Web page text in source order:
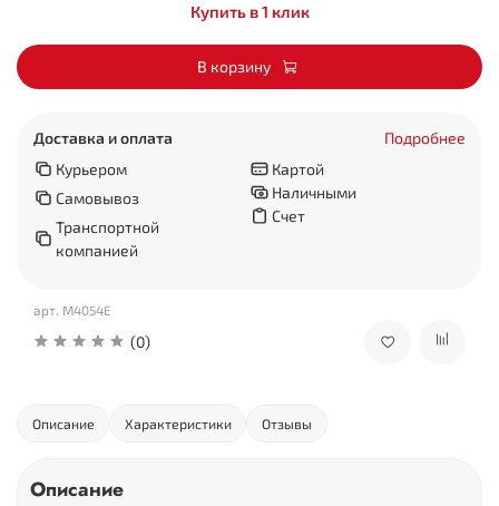
арт. M4054E
(0)
Купить в 1 клик
В корзину
Доставка и оплата
Подробнее
Курьером
Самовывоз
Транспортной
компанией
Картой
Наличными
Счет
Описание Характеристики Отзывы
Описание